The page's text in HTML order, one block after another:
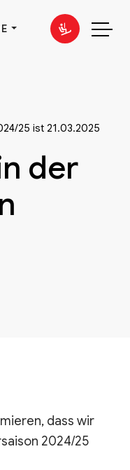
25 ist 21.03.2025
der
dass wir
2024/25